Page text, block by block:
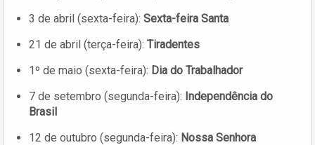
3 de abril (sexta-feira): Sexta-feira Santa
21 de abril (terça-feira): Tiradentes
1º de maio (sexta-feira): Dia do Trabalhador
7 de setembro (segunda-feira): Independência do
Brasil
12 de outubro (segunda-feira): Nossa Senhora